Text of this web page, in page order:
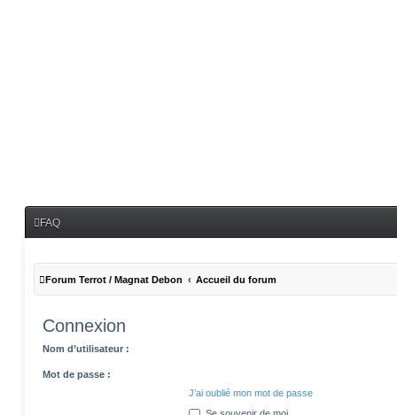
FAQ
Forum Terrot / Magnat Debon Accueil du forum
Connexion
Nom d’utilisateur :
Mot de passe :
J’ai oublié mon mot de passe